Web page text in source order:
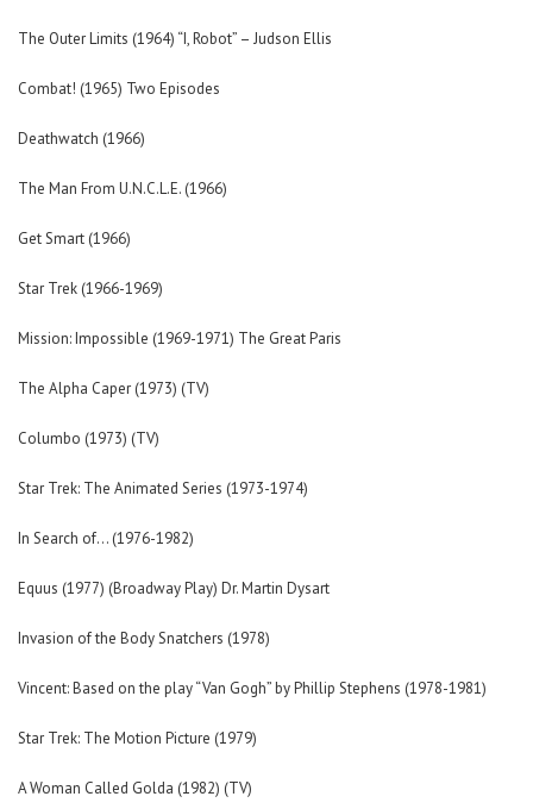
The Outer Limits (1964) “I, Robot” – Judson Ellis
Combat! (1965) Two Episodes
Deathwatch (1966)
The Man From U.N.C.L.E. (1966)
Get Smart (1966)
Star Trek (1966-1969)
Mission: Impossible (1969-1971) The Great Paris
The Alpha Caper (1973) (TV)
Columbo (1973) (TV)
Star Trek: The Animated Series (1973-1974)
In Search of… (1976-1982)
Equus (1977) (Broadway Play) Dr. Martin Dysart
Invasion of the Body Snatchers (1978)
Vincent: Based on the play “Van Gogh” by Phillip Stephens (1978-1981)
Star Trek: The Motion Picture (1979)
A Woman Called Golda (1982) (TV)